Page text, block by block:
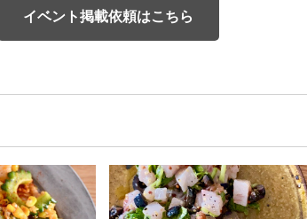
イベント掲載依頼はこちら